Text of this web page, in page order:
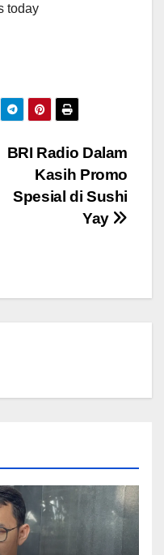
today
n
e
BRI Radio Dalam
Kasih Promo
Spesial di Sushi
Yay